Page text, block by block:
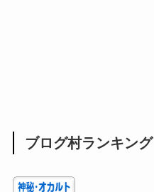
ブログ村ランキング